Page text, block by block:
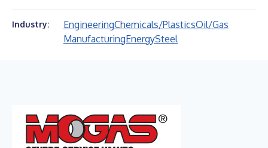
Industry: EngineeringChemicals/PlasticsOil/Gas
ManufacturingEnergySteel